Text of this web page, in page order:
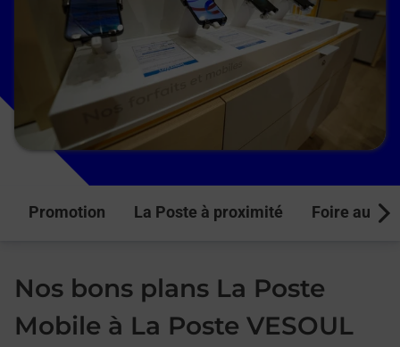
Promotion La Poste à proximité Foire aux
Nos bons plans La Poste
Mobile à La Poste VESOUL